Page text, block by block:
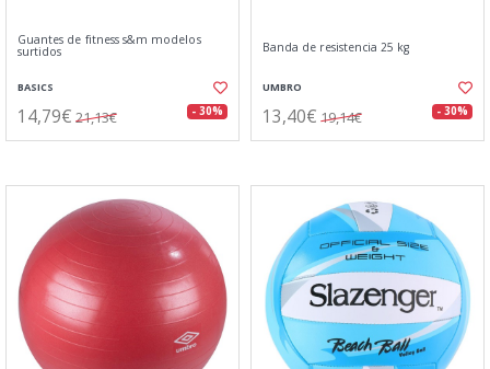
Guantes de fitness s&m modelos
surtidos
BASICS
14,79€ 21,13€ - 30%
Banda de resistencia 25 kg
UMBRO
13,40€ 19,14€ - 30%